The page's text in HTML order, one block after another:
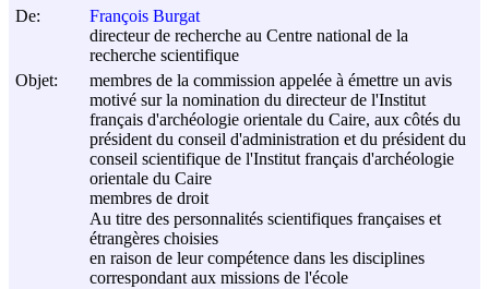
De:
François Burgat
directeur de recherche au Centre national de la
recherche scientifique
Objet:
membres de la commission appelée à émettre un avis
motivé sur la nomination du directeur de l'Institut
français d'archéologie orientale du Caire, aux côtés du
président du conseil d'administration et du président du
conseil scientifique de l'Institut français d'archéologie
orientale du Caire
membres de droit
Au titre des personnalités scientifiques françaises et
étrangères choisies
en raison de leur compétence dans les disciplines
correspondant aux missions de l'école